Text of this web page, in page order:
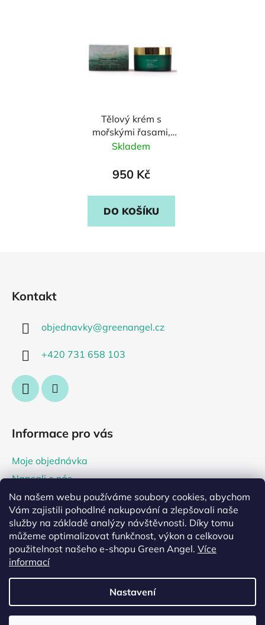
Na našem webu používáme soubory cookies, abychom
Vám zajistili pohodlné nakupování a zlepšovali naše
služby na základě analýzy návštěvnosti. Díky tomu
můžeme optimalizovat funkčnost, výkon a celkovou
použitelnost našeho e-shopu Green Angel. Více
informací
Nastavení
Tělový krém s
mořskými řasami,
ylang ylang, jasmínem
Skladem
950 Kč
DO KOŠÍKU
Kontakt
objednavky@greenangel.cz
+420 731 658 103
Informace pro vás
Moje objednávka
Napsali o nás
Tipy a rady
Prodejna Praha 2, Irský koutek